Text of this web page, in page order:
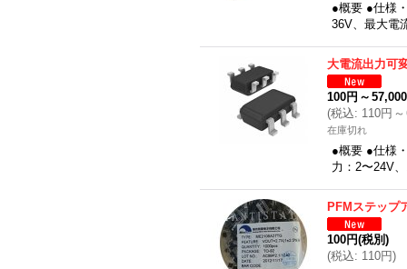
●概要 ●仕様
36V、最大電
大電流出力可
100円 ～
(税込: 110円 ～
在庫切れ
●概要 ●仕様
力：2〜24V
PFMステップ
100円(税別)
(税込: 110円)